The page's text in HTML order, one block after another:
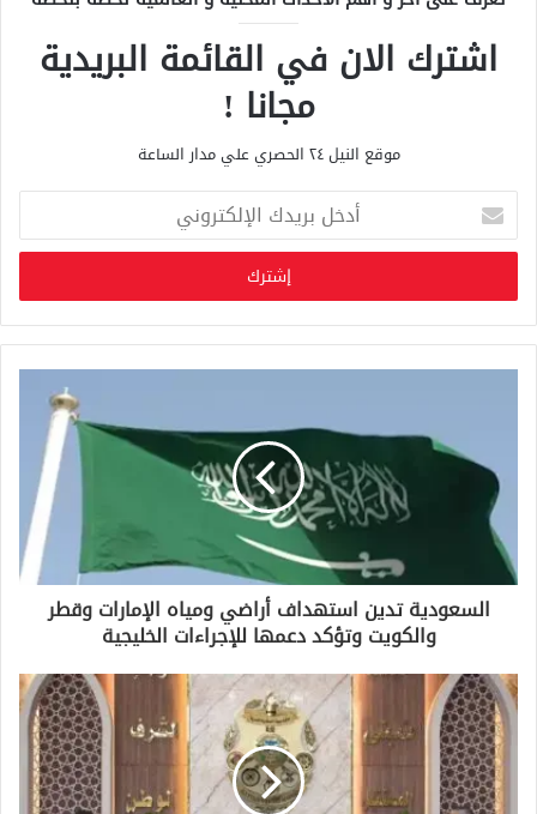
اشترك الان في القائمة البريدية
مجانا !
موقع النيل ٢٤ الحصري علي مدار الساعة
خ
ب
ر
ي
د
ت
ر
السعودية تدين استهداف أراضي ومياه الإمارات وقطر
والكويت وتؤكد دعمها للإجراءات الخليجية